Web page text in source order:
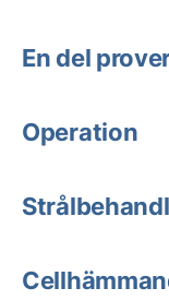
En del
Operation